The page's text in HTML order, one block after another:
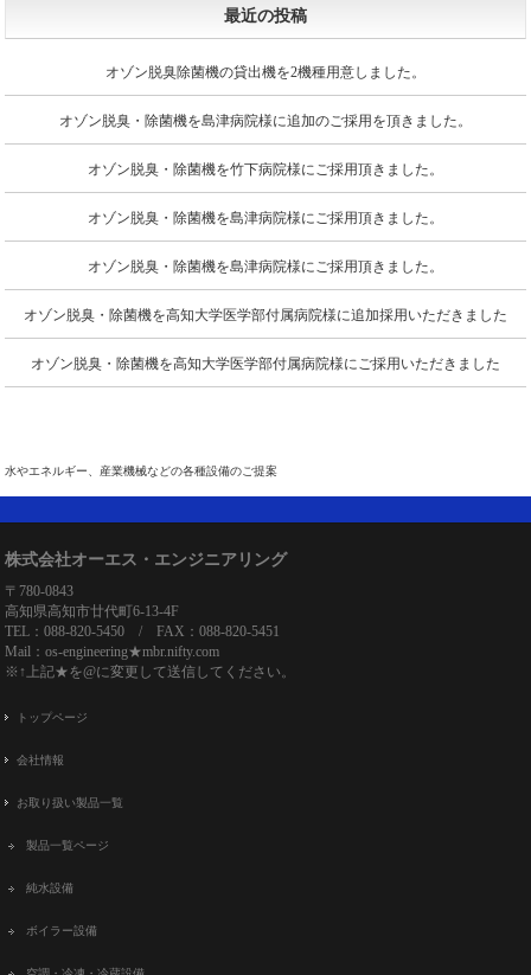
最近の投稿
オゾン脱臭除菌機の貸出機を2機種用意しました。
オゾン脱臭・除菌機を島津病院様に追加のご採用を頂きました。
オゾン脱臭・除菌機を竹下病院様にご採用頂きました。
オゾン脱臭・除菌機を島津病院様にご採用頂きました。
オゾン脱臭・除菌機を島津病院様にご採用頂きました。
オゾン脱臭・除菌機を高知大学医学部付属病院様に追加採用いただきました
オゾン脱臭・除菌機を高知大学医学部付属病院様にご採用いただきました
水やエネルギー、産業機械などの各種設備のご提案
株式会社オーエス・エンジニアリング
〒780-0843
高知県高知市廿代町6-13-4F
TEL：088-820-5450 / FAX：088-820-5451
Mail：os-engineering★mbr.nifty.com
※↑上記★を@に変更して送信してください。
トップページ
会社情報
お取り扱い製品一覧
製品一覧ページ
純水設備
ボイラー設備